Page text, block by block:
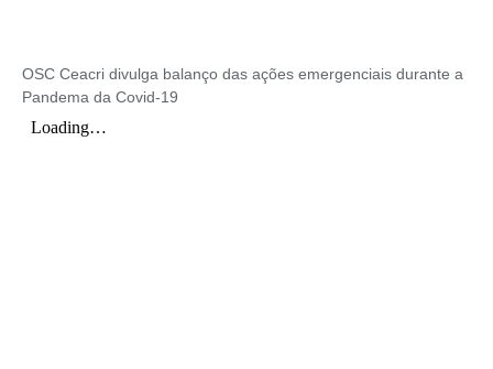
OSC Ceacri divulga balanço das ações emergenciais durante a
Pandema da Covid-19